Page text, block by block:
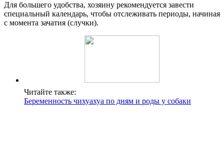
Для большего удобства, хозяину рекомендуется завести
специальный календарь, чтобы отслеживать периоды, начиная
с момента зачатия (случки).
Читайте также:
Беременность чихуахуа по дням и роды у собаки